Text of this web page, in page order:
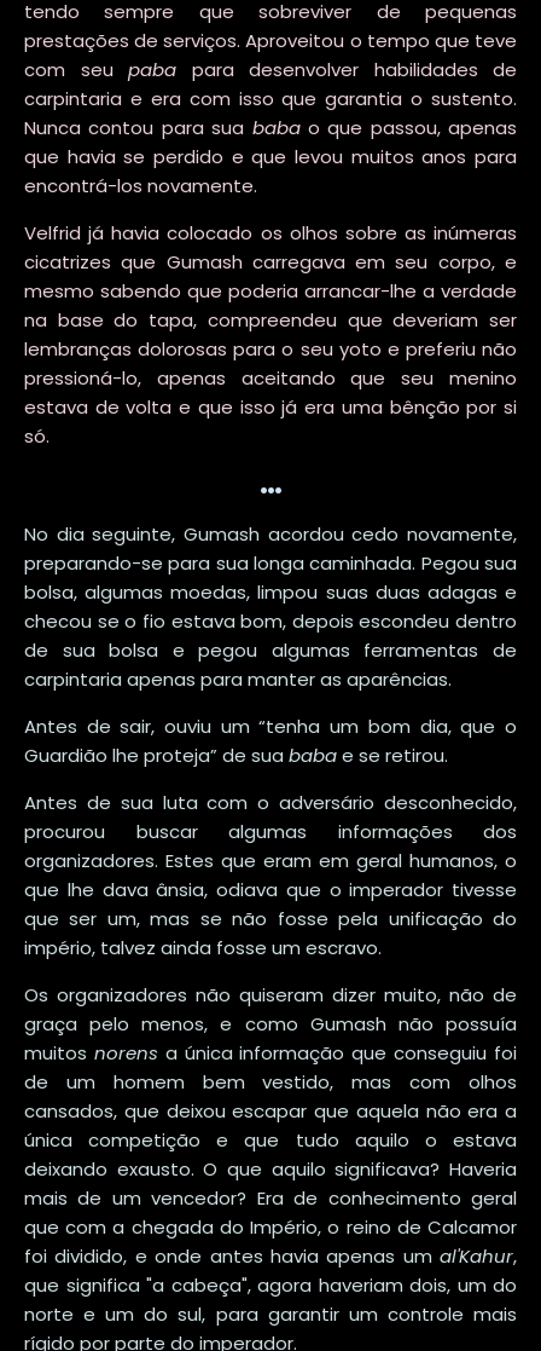
tendo sempre que sobreviver de pequenas
prestações de serviços. Aproveitou o tempo que teve
com seu paba para desenvolver habilidades de
carpintaria e era com isso que garantia o sustento.
Nunca contou para sua babao que passou, apenas
que havia se perdido e que levou muitos anos para
encontrá-los novamente.
Velfrid já havia colocado os olhos sobre as inúmeras
cicatrizes que Gumash carregava em seu corpo, e
mesmo sabendo que poderia arrancar-lhe a verdade
na base do tapa, compreendeu que deveriam ser
lembranças dolorosas para o seu yoto e preferiu não
pressioná-lo, apenas aceitando que seu menino
estava de volta e que isso já era uma bênção por si
só.
…
No dia seguinte, Gumash acordou cedo novamente,
preparando-se para sua longa caminhada. Pegou sua
bolsa, algumas moedas, limpou suas duas adagas e
checou se o fio estava bom, depois escondeu dentro
de sua bolsa e pegou algumas ferramentas de
carpintaria apenas para manter as aparências.
Antes de sair, ouviu um “tenha um bom dia, que o
Guardião lhe proteja” de sua babae se retirou.
Antes de sua luta com o adversário desconhecido,
procurou buscar algumas informações dos
organizadores. Estes que eram em geral humanos, o
que lhe dava ânsia, odiava que o imperador tivesse
que ser um, mas se não fosse pela unificação do
império, talvez ainda fosse um escravo.
Os organizadores não quiseram dizer muito, não de
graça pelo menos, e como Gumash não possuía
muitos norens a única informação que conseguiu foi
de um homem bem vestido, mas com olhos
cansados, que deixou escapar que aquela não era a
única competição e que tudo aquilo o estava
deixando exausto. O que aquilo significava? Haveria
mais de um vencedor? Era de conhecimento geral
que com a chegada do Império, o reino de Calcamor
foi dividido, e onde antes havia apenas um al'Kahur,
que significa "a cabeça", agora haveriam dois, um do
norte e um do sul, para garantir um controle mais
rígido por parte do imperador.